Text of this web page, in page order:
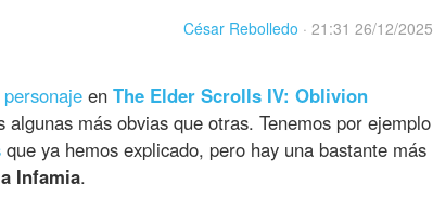
César Rebolledo · 21:31 26/12/2025
personaje en The Elder Scrolls IV: Oblivion
algunas más obvias que otras. Tenemos por ejemplo
que ya hemos explicado, pero hay una bastante más
Infamia.